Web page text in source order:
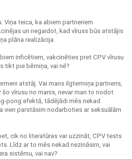
Viņa teica, ka abiem partneriem
un negaidot, kad vīruss būs atstājis
plāna realizācija.
inficētiem, vakcinēties pret CPV vīrusu
tikt pie bērniņa, vai nē?
atstāj. Vai mans ilgtermiņa partneris,
vīrusu no manis, nevar man to nodot
pong efektā, tādējādi mēs nekad
vien parstāsim nodarboties ar seksuālām
cik no literatūras var uzzināt, CPV tests
Līdz ar to mēs nekad nezināsim, vai
sistēmu, vai nav?